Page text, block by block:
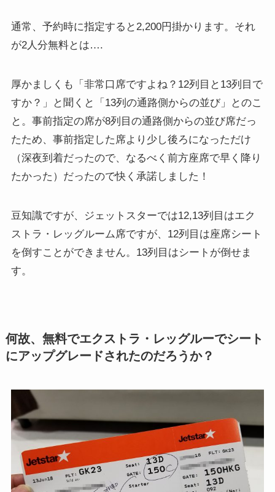
通常、予約時に指定すると2,200円掛かります。それ
が2人分無料とは….
厚かましくも「非常口席ですよね？12列目と13列目で
すか？」と聞くと「13列の通路側からの並び」とのこ
と。事前指定の席が8列目の通路側からの並び席だっ
たため、事前指定した席より少し後ろになっただけ
（深夜到着だったので、なるべく前方座席で早く降り
たかった）だったので快く承諾しました！
豆知識ですが、ジェットスターでは12,13列目はエク
ストラ・レッグルーム席ですが、12列目は座席シート
を倒すことができません。13列目はシートが倒せま
す。
何故、無料でエクストラ・レッグルーでシート
にアップグレードされたのだろうか？